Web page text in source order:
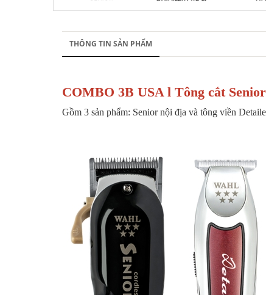
THÔNG TIN SẢN PHẨM
COMBO 3B USA l Tông cắt
Gồm 3 sản phẩm: Senior nội địa và tông viền